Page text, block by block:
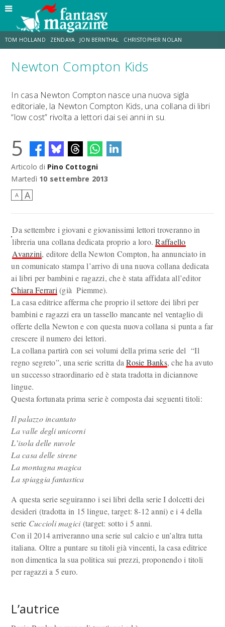
TOM HOLLAND ZENDAYA JON BERNTHAL CHRISTOPHER NOLAN
STRANIMONDI LUCCA COMICS & GAMES ODISSEA
JACOB BATALON ERIK SOMMERS
Newton Compton Kids
In casa Newton Compton nasce una nuova sigla
editoriale, la Newton Compton Kids, una collana di libri
“low cost” rivolta a lettori dai sei anni in su.
5
Articolo di Pino Cottogni
Martedì 10 settembre 2013
A A
Da settembre i giovani e giovanissimi lettori troveranno in
libreria una collana dedicata proprio a loro.Raffaello
Avanzini, editore della Newton Compton, ha annunciato in
un comunicato stampa l’arrivo di una nuova collana dedicata
ai libri per bambini e ragazzi, che è stata affidata all’editor
Chiara Ferrari (già Piemme).
La casa editrice afferma che proprio il settore dei libri per
bambini e ragazzi era un tassello mancante nel ventaglio di
offerte della Newton e con questa nuova collana si punta a far
crescere il numero dei lettori.
La collana partirà con sei volumi della prima serie del “Il
regno segreto”, una serie scritta daRosie Banks, che ha avuto
un successo straordinario ed è stata tradotta in diciannove
lingue.
Questa fortunata prima serie è composta dai seguenti titoli:
Il palazzo incantato
La valle degli unicorni
L’isola delle nuvole
La casa delle sirene
La montagna magica
La spiaggia fantastica
A questa serie seguiranno i sei libri della serie I dolcetti dei
desideri (tradotta in 15 lingue, target: 8-12 anni) e i 4 della
serie Cuccioli magici(target: sotto i 5 anni.
Con il 2014 arriveranno una serie sul calcio e un’altra tutta
italiana. Oltre a puntare su titoli già vincenti, la casa editrice
non dimentica la sua politica sui prezzi, proponendo i titoli
per ragazzi a 5 euro.
L’autrice